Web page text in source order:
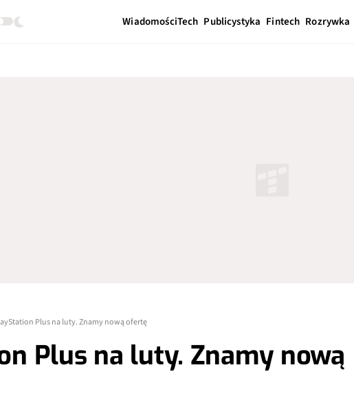
WiadomościTech Publicystyka Fintech Rozrywka
Plus na luty. Znamy nową ofertę
Plus na luty. Znamy nową